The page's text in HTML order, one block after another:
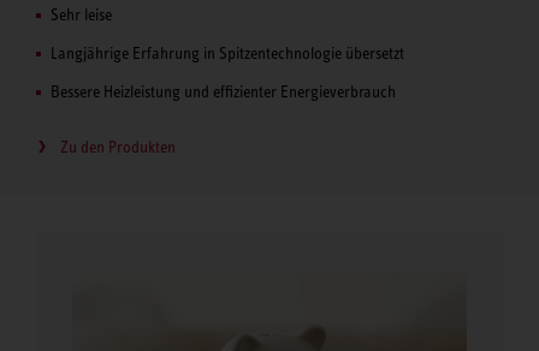
Sehr leise
Langjährige Erfahrung in Spitzentechnologie übersetzt
Bessere Heizleistung und effizienter Energieverbrauch
Zu den Produkten